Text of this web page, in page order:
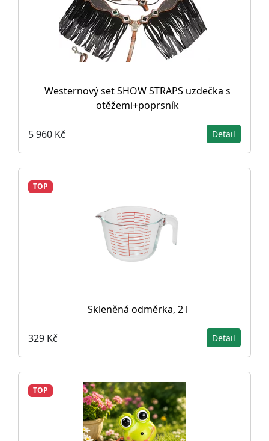
Westernový set SHOW STRAPS uzdečka s
otěžemi+poprsník
5 960 Kč Detail
TOP
Skleněná odměrka, 2 l
329 Kč Detail
TOP